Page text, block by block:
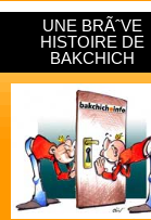
UNE BRÃˆVE
HISTOIRE DE
BAKCHICH